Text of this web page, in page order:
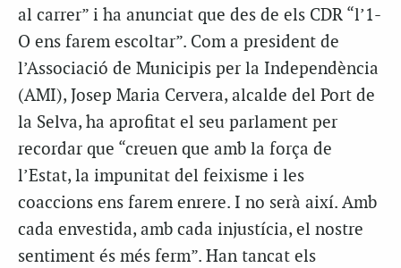
al carrer” i ha anunciat que des de els CDR “l’1-
O ens farem escoltar”. Com a president de
l’Associació de Municipis per la Independència
(AMI), Josep Maria Cervera, alcalde del Port de
la Selva, ha aprofitat el seu parlament per
recordar que “creuen que amb la força de
l’Estat, la impunitat del feixisme i les
coaccions ens farem enrere. I no serà així. Amb
cada envestida, amb cada injustícia, el nostre
sentiment és més ferm”. Han tancat els